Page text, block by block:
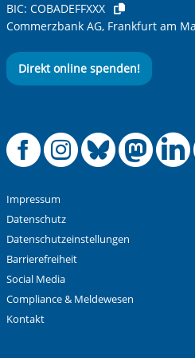
Ihre Nachricht*
Anti-Roboter-
Alle Informationen zum
BIC: COBADEFFXXX
Commerzbank AG, Frankfurt am
Direkt online spenden!
Offizielle
Impressum
Datenschutz
Datenschutzeinstellungen
Barrierefreiheit
Social Media
Compliance & Meldewesen
Kontakt